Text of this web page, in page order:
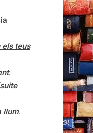
els teus
.
llum.